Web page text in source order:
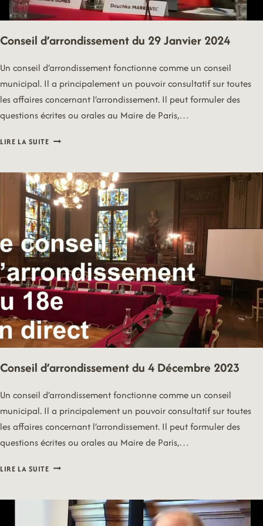
Conseil d’arrondissement du 29 Janvier 2024
Un conseil d’arrondissement fonctionne comme un conseil
municipal. Il a principalement un pouvoir consultatif sur toutes
les affaires concernant l’arrondissement. Il peut formuler des
questions écrites ou orales au Maire de Paris,…
LIRE LA SUITECONSEIL
29
JANVIER
2024
Conseil d’arrondissement du 4 Décembre 2023
Un conseil d’arrondissement fonctionne comme un conseil
municipal. Il a principalement un pouvoir consultatif sur toutes
les affaires concernant l’arrondissement. Il peut formuler des
questions écrites ou orales au Maire de Paris,…
LIRE LA SUITECONSEIL
4
DÉCEMBRE